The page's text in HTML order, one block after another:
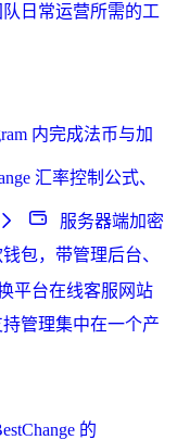
日常运营所需的工
内完成法币与加
汇率控制 公式、
服务器端加密
包，带管理后台、
平台在线客服 网站
管理集中在一个产
的